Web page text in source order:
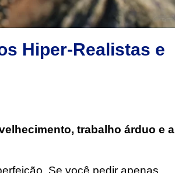
Hiper-Realistas e
trabalho árduo e a
Se você pedir apenas